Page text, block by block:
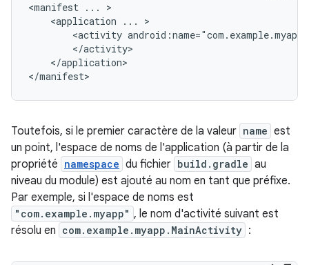
<manifest ...
<application
...
<activity
</application>
</manifest>
Toutefois, si le premier caractère de la valeur name est
un point, l'espace de noms de l'application (à partir de la
propriété namespace du fichier build.gradle au
niveau du module) est ajouté au nom en tant que préfixe.
Par exemple, si l'espace de noms est
"com.example.myapp" , le nom d'activité suivant est
résolu en com.example.myapp.MainActivity :